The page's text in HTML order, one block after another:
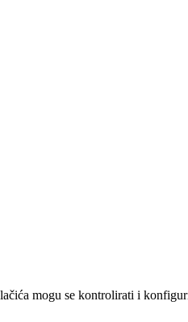
mogu se kontrolirati i